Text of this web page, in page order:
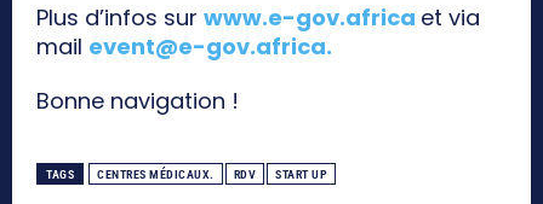
Plus d’infos sur www.e-gov.africa et via
mail event@e-gov.africa.
Bonne navigation !
TAGS CENTRES MÉDICAUX. RDV START UP